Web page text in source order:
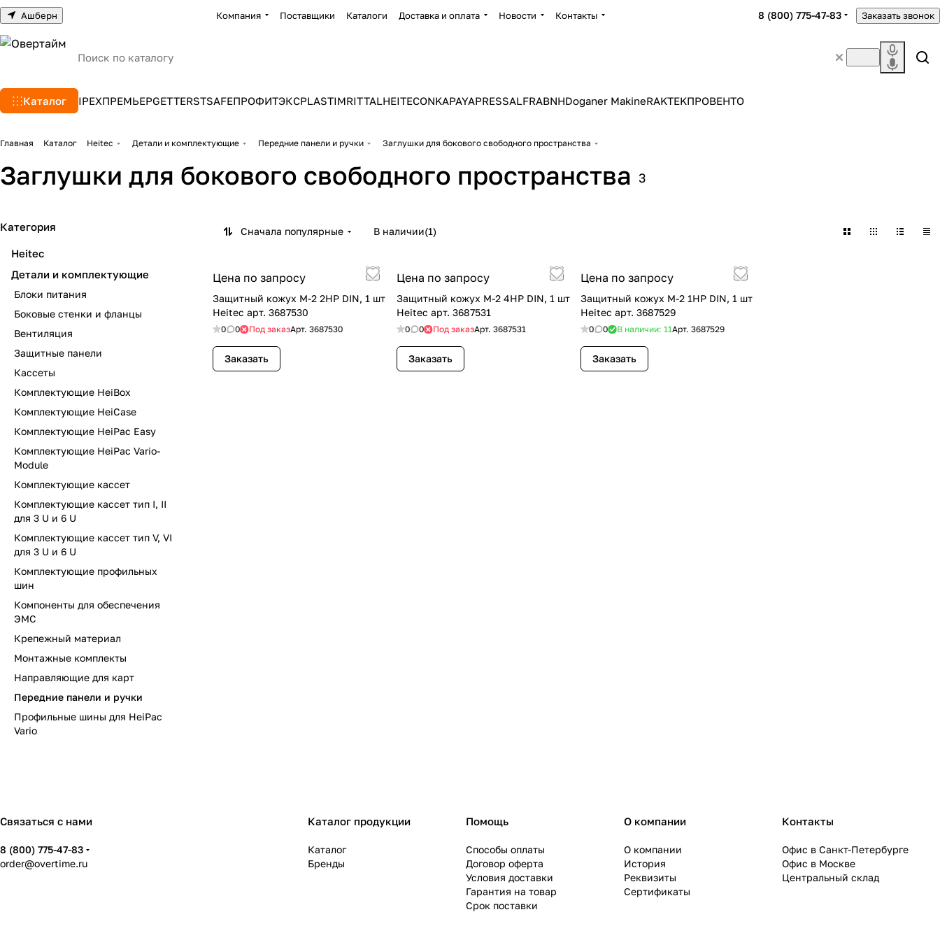
Ашберн Компания Поставщики Каталоги Доставка и оплата Новости Контакты 8 (800) 775-47-83 Заказать звонок
Каталог IPEXПРЕМЬЕРGETTERSTSAFEПРОФИТЭКСPLASTIMRITTALHEITECONKAPAYAPRESSALFRABNHDoganer MakineRAKTEKПРОВЕНТО
Главная Каталог Heitec Детали и комплектующие Передние панели и ручки Заглушки для бокового свободного пространства
Заглушки для бокового свободного пространства 3
Сначала популярные В наличии(1)
Цена по запросу
Защитный кожух M-2 2HP DIN, 1 шт
Heitec арт. 3687530
0 0 Под заказАрт. 3687530
Заказать
Цена по запросу
Защитный кожух M-2 4HP DIN, 1 шт
Heitec арт. 3687531
0 0 Под заказАрт. 3687531
Заказать
Цена по запросу
Защитный кожух M-2 1HP DIN, 1 шт
Heitec арт. 3687529
0 0 В наличии: 11Арт. 3687529
Заказать
Категория
Heitec
Детали и комплектующие
Блоки питания
Боковые стенки и фланцы
Вентиляция
Защитные панели
Кассеты
Комплектующие HeiBox
Комплектующие HeiCase
Комплектующие HeiPac Easy
Комплектующие HeiPac Vario-
Module
Комплектующие кассет
Комплектующие кассет тип I, II
для 3 U и 6 U
Комплектующие кассет тип V, VI
для 3 U и 6 U
Комплектующие профильных
шин
Компоненты для обеспечения
ЭМС
Крепежный материал
Монтажные комплекты
Направляющие для карт
Передние панели и ручки
Профильные шины для HeiPac
Vario
Связаться с нами
8 (800) 775-47-83
order@overtime.ru
Каталог продукции
Каталог
Бренды
Помощь
Способы оплаты
Договор оферта
Условия доставки
Гарантия на товар
Срок поставки
О компании
О компании
История
Реквизиты
Сертификаты
Контакты
Офис в Санкт-Петербурге
Офис в Москве
Центральный склад